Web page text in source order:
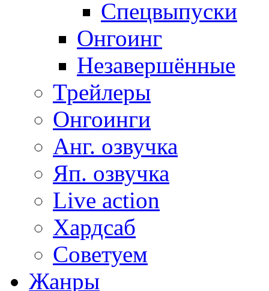
Спецвыпуски
Онгоинг
Незавершённые
Трейлеры
Онгоинги
Анг. озвучка
Яп. озвучка
Live action
Хардсаб
Советуем
Жанры